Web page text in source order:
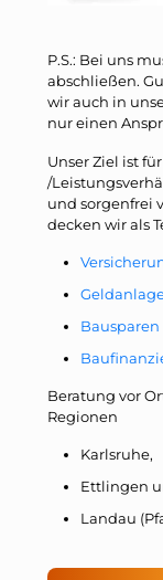
P.S.: Bei uns
abschließen.
wir auch in
nur einen
Unser Ziel ist
/
und sorgenfrei
decken wir als
Bausparen
Beratung vor
Regionen
Karlsruhe,
Ettlingen
Landau